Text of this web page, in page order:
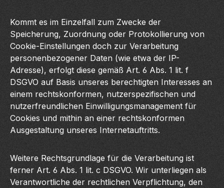
Kommt es im Einzelfall zum Zwecke der
Speicherung, Zuordnung oder Protokollierung von
Cookie-Einstellungen doch zur Verarbeitung
personenbezogener Daten (wie etwa der IP-
Adresse), erfolgt diese gemäß Art. 6 Abs. 1 lit. f
DSGVO auf Basis unseres berechtigten Interesses an
einem rechtskonformen, nutzerspezifischen und
nutzerfreundlichen Einwilligungsmanagement für
Cookies und mithin an einer rechtskonformen
Ausgestaltung unseres Internetauftritts.
Weitere Rechtsgrundlage für die Verarbeitung ist
ferner Art. 6 Abs. 1 lit. c DSGVO. Wir unterliegen als
Verantwortliche der rechtlichen Verpflichtung, den